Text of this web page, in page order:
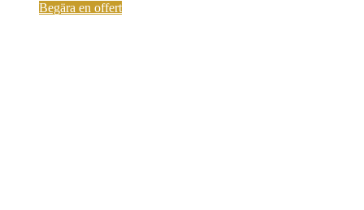
Begära en offert